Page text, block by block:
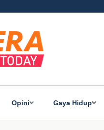
Opini Gaya Hidup